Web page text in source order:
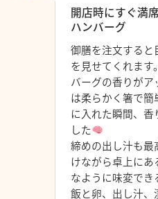
開店時にすぐ満
ハンバーグ
御膳を注文すると
を見せてくれます
バーグの香りがア
は柔らかく箸で簡
に入れた瞬間、
した
締めの出し汁も最
けながら卓上にあ
なように味変で
飯と卵、出し汁、